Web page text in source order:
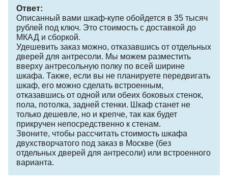
Ответ:
Описанный вами шкаф-купе обойдется в 35 тысяч
рублей под ключ. Это стоимость с доставкой до
МКАД и сборкой.
Удешевить заказ можно, отказавшись от отдельных
дверей для антресоли. Мы можем разместить
вверху антресольную полку по всей ширине
шкафа. Также, если вы не планируете передвигать
шкаф, его можно сделать встроенным,
отказавшись от одной или обеих боковых стенок,
пола, потолка, задней стенки. Шкаф станет не
только дешевле, но и крепче, так как будет
прикручен непосредственно к стенам.
Звоните, чтобы рассчитать стоимость шкафа
двухстворчатого под заказ в Москве (без
отдельных дверей для антресоли) или встроенного
варианта.